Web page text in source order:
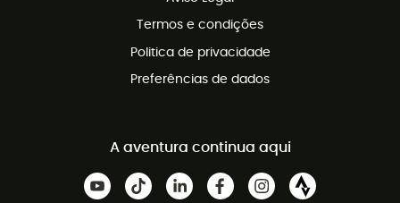
Termos e condições
Politica de privacidade
Preferências de dados
A aventura continua aqui